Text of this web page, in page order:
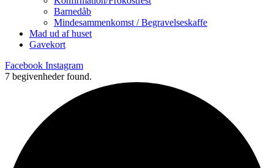
Barnedåb
Mindesammenkomst / Begravelseskaffe
Mad ud af huset
Gavekort
Facebook Instagram
7 begivenheder found.